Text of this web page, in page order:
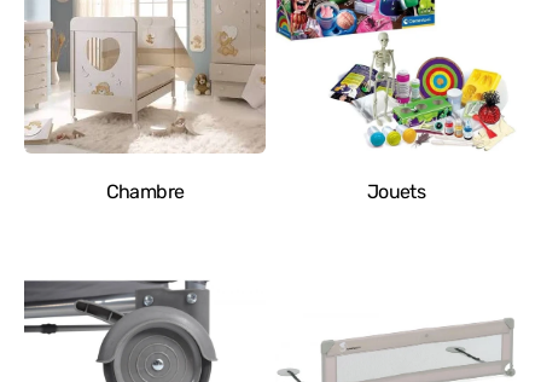
Chambre Jouets